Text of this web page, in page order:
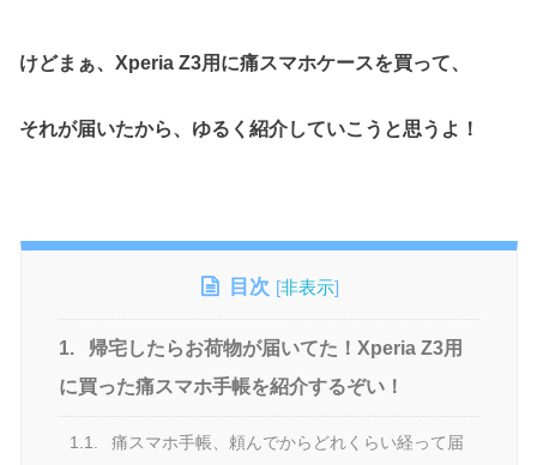
けどまぁ、Xperia Z3用に痛スマホケースを買って、
それが届いたから、ゆるく紹介していこうと思うよ！
目次 [非表示]
1.
帰宅したらお荷物が届いてた！Xperia Z3用
に買った痛スマホ手帳を紹介するぞい！
1.1.
痛スマホ手帳、頼んでからどれくらい経って届